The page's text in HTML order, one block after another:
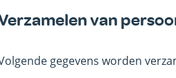
van
gegevens worden